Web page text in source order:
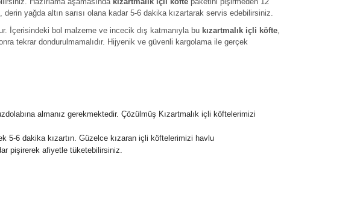
derin yağda altın sarısı olana kadar 5-6 dakika kızartarak servis edebilirsiniz.
İçerisindeki bol malzeme ve incecik dış katmanıyla bu kızartmalık içli köfte,
tekrar dondurulmamalıdır. Hijyenik ve güvenli kargolama ile gerçek
almanız gerekmektedir. Çözülmüş Kızartmalık içli köftelerimizi
5-6 dakika kızartın. Güzelce kızaran içli köftelerimizi havlu
pişirerek afiyetle tüketebilirsiniz.